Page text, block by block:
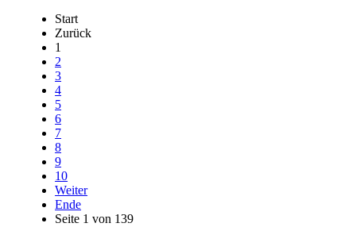
Start
Zurück
1
2
3
4
5
6
7
8
9
10
Weiter
Ende
Seite 1 von 139